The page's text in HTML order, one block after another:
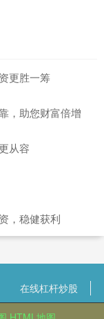
更胜一筹
，助您财富倍增
从容
，稳健获利
在线杠杆炒股